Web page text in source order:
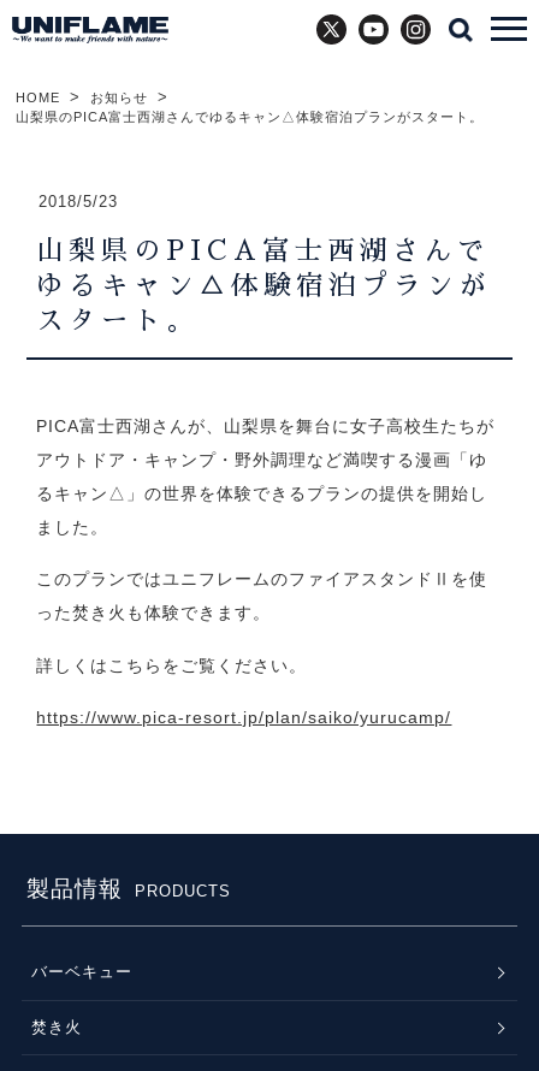
X YouTubeInstagram
HOME
お知らせ
山梨県のPICA富士西湖さんでゆるキャン△体験宿泊プランがスタート。
2018/5/23
山梨県のPICA富士西湖さんで
ゆるキャン△体験宿泊プランが
スタート。
PICA富士西湖さんが、山梨県を舞台に女子高校生たちが
アウトドア・キャンプ・野外調理など満喫する漫画「ゆ
るキャン△」の世界を体験できるプランの提供を開始し
ました。
このプランではユニフレームのファイアスタンドⅡを使
った焚き火も体験できます。
詳しくはこちらをご覧ください。
https://www.pica-resort.jp/plan/saiko/yurucamp/
製品情報 PRODUCTS
バーベキュー
焚き火